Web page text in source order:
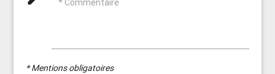
* Commentaire
* Mentions obligatoires